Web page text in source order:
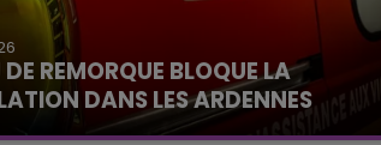
DE REMORQUE BLOQUE LA
DANS LES ARDENNES
remorque s'est déclaré ce mercredi